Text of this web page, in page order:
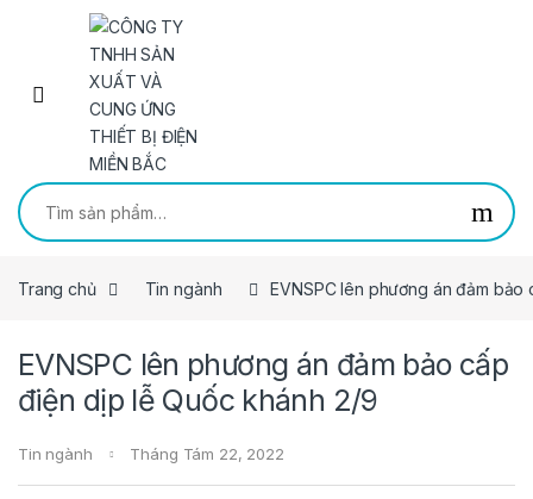
Skip to navigation
Skip to content
Tìm kiếm:
Trang chủ Tin ngành EVNSPC lên phương án đảm
EVNSPC lên phương án đảm bảo cấp
điện dịp lễ Quốc khánh 2/9
Tin ngành Tháng Tám 22, 2022